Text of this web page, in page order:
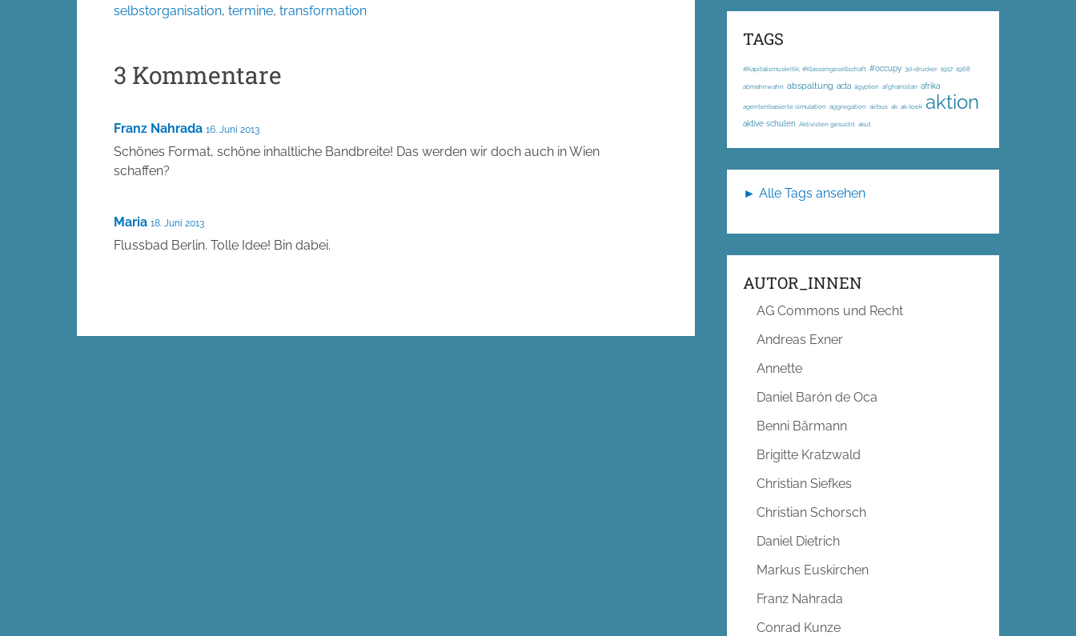
selbstorganisation, termine, transformation
3 Kommentare
Franz Nahrada 16. Juni 2013
Schönes Format, schöne inhaltliche Bandbreite! Das werden wir doch auch in Wien
schaffen?
Maria 18. Juni 2013
Flussbad Berlin. Tolle Idee! Bin dabei.
TAGS
#Kapitalismuskritik; #Klassengesellschaft #occupy 3d-drucker 1917 1968
abmahnwahn abspaltung acta ägypten afghanistan afrika
agentenbasierte simulation aggregation airbus ak ak-loek aktion
aktive schulen Aktivisten gesucht akut
► Alle Tags ansehen
AUTOR_INNEN
AG Commons und Recht
Andreas Exner
Annette
Daniel Barón de Oca
Benni Bärmann
Brigitte Kratzwald
Christian Siefkes
Christian Schorsch
Daniel Dietrich
Markus Euskirchen
Franz Nahrada
Conrad Kunze